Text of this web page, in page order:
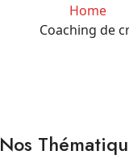
Home
Coaching de
Nos